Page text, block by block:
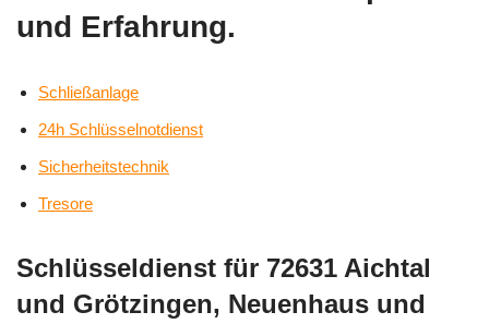
und Erfahrung.
Schließanlage
24h Schlüsselnotdienst
Sicherheitstechnik
Tresore
Schlüsseldienst für 72631 Aichtal
und Grötzingen, Neuenhaus und